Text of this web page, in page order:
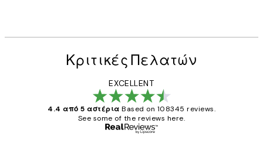
Κριτικές Πελατών
EXCELLENT
4.4 από 5 αστέρια Based on 108345 reviews.
See some of the reviews here.